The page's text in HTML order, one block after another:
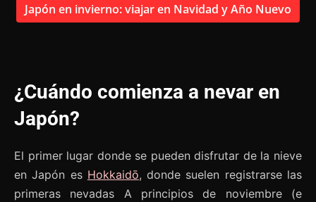
Japón en invierno: viajar en Navidad y Año Nuevo
¿Cuándo comienza a nevar en
Japón?
El primer lugar donde se pueden disfrutar de la nieve
en Japón es Hokkaidō, donde suelen registrarse las
primeras nevadas A principios de noviembre (e